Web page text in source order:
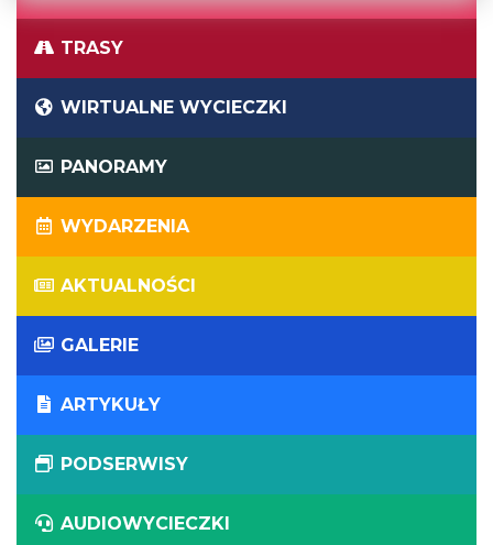
TRASY
WIRTUALNE WYCIECZKI
PANORAMY
WYDARZENIA
AKTUALNOŚCI
GALERIE
ARTYKUŁY
PODSERWISY
AUDIOWYCIECZKI